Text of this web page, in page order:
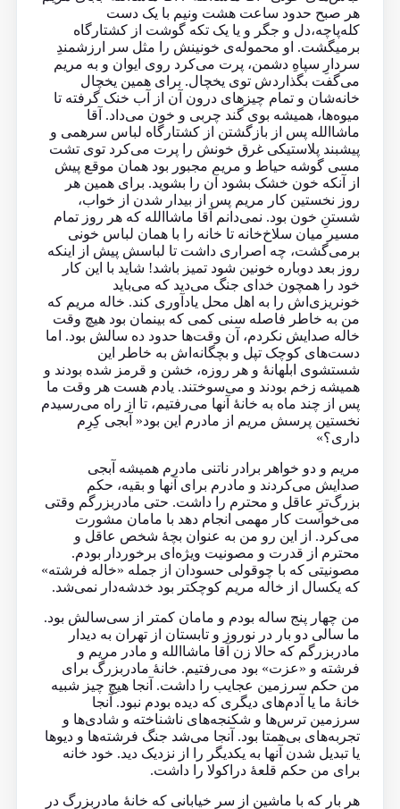
هر صبح حدود ساعت هشت و‌نیم با یک دست
کله‌پاچه،دل و جگر و یا یک تکه گوشت از کشتارگاه
برمیگشت. او محموله‌ی خونینش را مثل سر ارزشمندِ
سردارِ سپاهِ دشمن، پرت می‌کرد روی ایوان و به مریم
می‌گفت بگذاردش توی یخچال. برای همین یخچال
خانه‌شان و تمام چیزهای درون آن از آب خنک گرفته تا
میوه‌ها، همیشه بوی گند چربی و خون می‌داد. آقا
ماشاالله پس از بازگشتن از کشتارگاه لباس سرهمی و
پیشبند پلاستیکی غرق خونش را پرت می‌کرد توی تشت
مسی گوشه حیاط و مریم مجبور بود همان موقع پیش
از آنکه خون خشک بشود آن را بشوید. برای همین هر
روز نخستین کار مریم پس از بیدار شدن از خواب،
شستنِ خون بود. نمی‌دانم آقا ماشاالله که هر روز تمام
مسیر میان سلاخ‌خانه تا خانه را با همان لباس خونی
برمی‌گشت، چه اصراری داشت تا لباسش پیش از اینکه
روز بعد دوباره خونین شود تمیز باشد! شاید با این کار
خود را همچون خدای جنگ می‌دید که می‌باید
خونریزی‌اش را به اهل محل یادآوری کند. خاله مریم که
من به خاطر فاصله سنی کمی که بینمان بود هیچ وقت
خاله صدایش نکردم، آن وقت‌ها حدود ده سالش بود. اما
دست‌های کوچک تپل و بچگانه‌اش به خاطر این
شستشوی ابلهانهٔ و هر روزه، خشن و قرمز شده بودند و
همیشه زخم بودند و می‌سوختند. یادم هست هر وقت ما
پس از چند ماه به خانهٔ آنها می‌رفتیم، تا از راه می‌رسیدم
نخستین پرسش مریم از مادرم این بود« آبجی کِرِم
داری؟»
مریم و دو خواهر برادر ناتنی مادرم همیشه آبجی
صدایش می‌کردند و مادرم برای آنها و بقیه، حکم
بزرگ‌ترِ عاقل و محترم را داشت. حتی مادربزرگم وقتی
می‌خواست کار مهمی انجام دهد با مامان مشورت
می‌کرد. از این رو من به عنوان بچهٔ شخص عاقل و
محترم از قدرت و مصونیت ویژه‌ای برخوردار بودم.
مصونیتی که با چوقولی‌ حسودان از جمله «خاله فرشته»
که یکسال از خاله مریم کوچکتر بود خدشه‌دار نمی‌شد.
من چهار پنج ساله بودم و مامان کمتر از سی‌سالش بود.
ما سالی دو بار در نوروز و تابستان از تهران به دیدار
مادربزرگم که حالا زن آقا ماشاالله و مادر مریم و
فرشته و «عزت» بود می‌رفتیم. خانهٔ مادربزرگ برای
من حکم سرزمین عجایب را داشت. آنجا هیچ چیز شبیه
خانهٔ ما یا آدم‌های دیگری که دیده بودم نبود. آنجا
سرزمین ترس‌ها و‌ شکنجه‌های ناشناخته و شادی‌ها و
تجربه‌های بی‌همتا بود. آنجا می‌شد جنگ فرشته‌ها و دیو‌ها
یا تبدیل شدن آنها به یکدیگر را از نزدیک دید. خود خانه
برای من حکم قلعهٔ دراکولا را داشت.
هر بار که با ماشین از سر خیابانی که خانهٔ مادربزرگ در